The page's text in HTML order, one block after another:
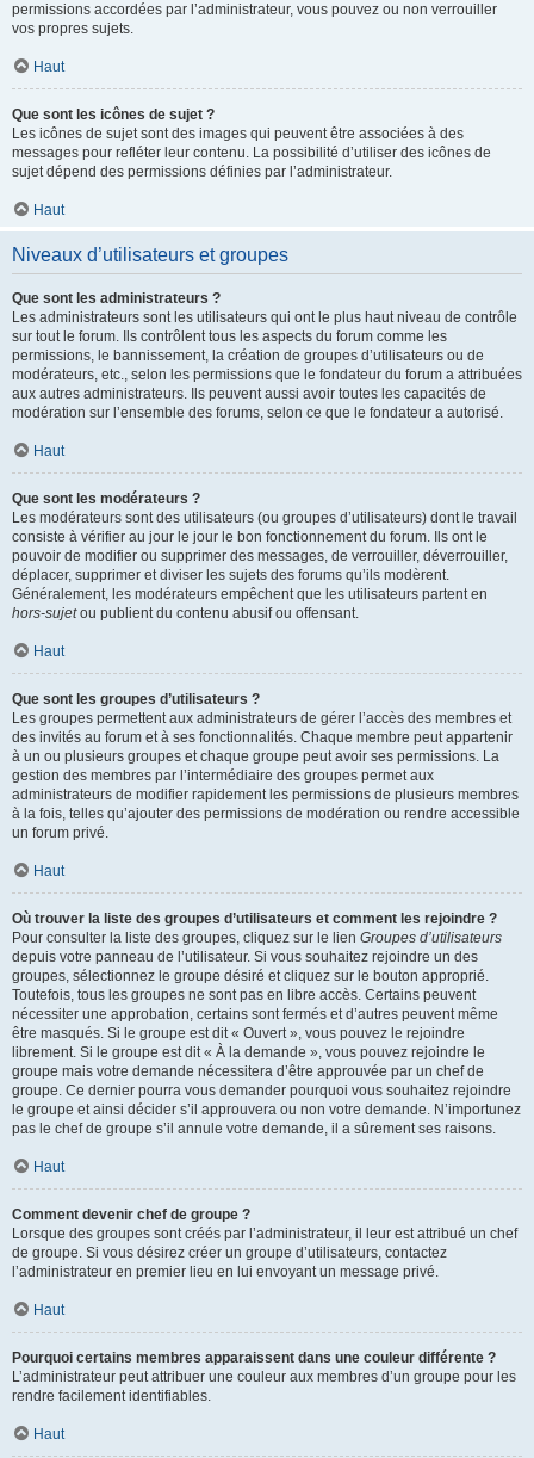
permissions accordées par l’administrateur, vous pouvez ou non verrouiller
vos propres sujets.
Haut
Que sont les icônes de sujet ?
Les icônes de sujet sont des images qui peuvent être associées à des
messages pour refléter leur contenu. La possibilité d’utiliser des icônes de
sujet dépend des permissions définies par l’administrateur.
Haut
Niveaux d’utilisateurs et groupes
Que sont les administrateurs ?
Les administrateurs sont les utilisateurs qui ont le plus haut niveau de contrôle
sur tout le forum. Ils contrôlent tous les aspects du forum comme les
permissions, le bannissement, la création de groupes d’utilisateurs ou de
modérateurs, etc., selon les permissions que le fondateur du forum a attribuées
aux autres administrateurs. Ils peuvent aussi avoir toutes les capacités de
modération sur l’ensemble des forums, selon ce que le fondateur a autorisé.
Haut
Que sont les modérateurs ?
Les modérateurs sont des utilisateurs (ou groupes d’utilisateurs) dont le travail
consiste à vérifier au jour le jour le bon fonctionnement du forum. Ils ont le
pouvoir de modifier ou supprimer des messages, de verrouiller, déverrouiller,
déplacer, supprimer et diviser les sujets des forums qu’ils modèrent.
Généralement, les modérateurs empêchent que les utilisateurs partent en
hors-sujetou publient du contenu abusif ou offensant.
Haut
Que sont les groupes d’utilisateurs ?
Les groupes permettent aux administrateurs de gérer l’accès des membres et
des invités au forum et à ses fonctionnalités. Chaque membre peut appartenir
à un ou plusieurs groupes et chaque groupe peut avoir ses permissions. La
gestion des membres par l’intermédiaire des groupes permet aux
administrateurs de modifier rapidement les permissions de plusieurs membres
à la fois, telles qu’ajouter des permissions de modération ou rendre accessible
un forum privé.
Haut
Où trouver la liste des groupes d’utilisateurs et comment les rejoindre ?
Pour consulter la liste des groupes, cliquez sur le lien Groupes d’utilisateurs
depuis votre panneau de l’utilisateur. Si vous souhaitez rejoindre un des
groupes, sélectionnez le groupe désiré et cliquez sur le bouton approprié.
Toutefois, tous les groupes ne sont pas en libre accès. Certains peuvent
nécessiter une approbation, certains sont fermés et d’autres peuvent même
être masqués. Si le groupe est dit « Ouvert », vous pouvez le rejoindre
librement. Si le groupe est dit « À la demande », vous pouvez rejoindre le
groupe mais votre demande nécessitera d’être approuvée par un chef de
groupe. Ce dernier pourra vous demander pourquoi vous souhaitez rejoindre
le groupe et ainsi décider s’il approuvera ou non votre demande. N’importunez
pas le chef de groupe s’il annule votre demande, il a sûrement ses raisons.
Haut
Comment devenir chef de groupe ?
Lorsque des groupes sont créés par l’administrateur, il leur est attribué un chef
de groupe. Si vous désirez créer un groupe d’utilisateurs, contactez
l’administrateur en premier lieu en lui envoyant un message privé.
Haut
Pourquoi certains membres apparaissent dans une couleur différente ?
L’administrateur peut attribuer une couleur aux membres d’un groupe pour les
rendre facilement identifiables.
Haut